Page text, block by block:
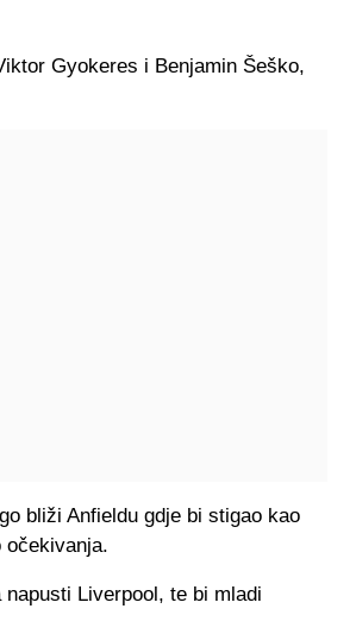
Gyokeres i Benjamin Šeško,
bliži Anfieldu gdje bi stigao kao
očekivanja.
Liverpool, te bi mladi